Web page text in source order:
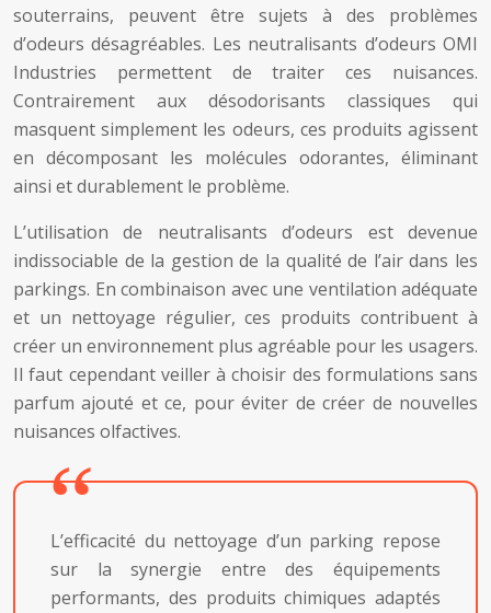
souterrains, peuvent être sujets à des problèmes
d’odeurs désagréables. Les neutralisants d’odeurs OMI
Industries permettent de traiter ces nuisances.
Contrairement aux désodorisants classiques qui
masquent simplement les odeurs, ces produits agissent
en décomposant les molécules odorantes, éliminant
ainsi et durablement le problème.
L’utilisation de neutralisants d’odeurs est devenue
indissociable de la gestion de la qualité de l’air dans les
parkings. En combinaison avec une ventilation adéquate
et un nettoyage régulier, ces produits contribuent à
créer un environnement plus agréable pour les usagers.
Il faut cependant veiller à choisir des formulations sans
parfum ajouté et ce, pour éviter de créer de nouvelles
nuisances olfactives.
L’efficacité du nettoyage d’un parking repose
sur la synergie entre des équipements
performants, des produits chimiques adaptés